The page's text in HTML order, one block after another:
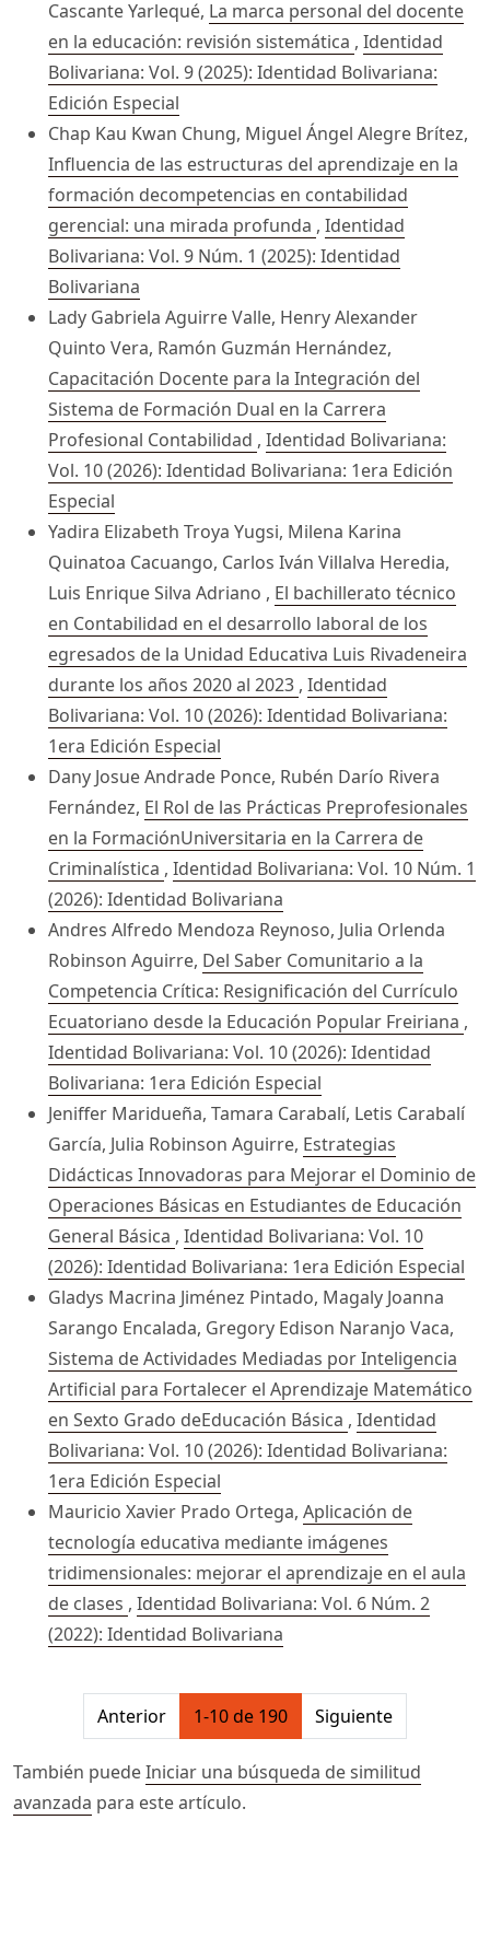
Cascante Yarlequé, La marca personal del docente
en la educación: revisión sistemática , Identidad
Bolivariana: Vol. 9 (2025): Identidad Bolivariana:
Edición Especial
Chap Kau Kwan Chung, Miguel Ángel Alegre Brítez,
Influencia de las estructuras del aprendizaje en la
formación decompetencias en contabilidad
gerencial: una mirada profunda , Identidad
Bolivariana: Vol. 9 Núm. 1 (2025): Identidad
Bolivariana
Lady Gabriela Aguirre Valle, Henry Alexander
Quinto Vera, Ramón Guzmán Hernández,
Capacitación Docente para la Integración del
Sistema de Formación Dual en la Carrera
Profesional Contabilidad , Identidad Bolivariana:
Vol. 10 (2026): Identidad Bolivariana: 1era Edición
Especial
Yadira Elizabeth Troya Yugsi, Milena Karina
Quinatoa Cacuango, Carlos Iván Villalva Heredia,
Luis Enrique Silva Adriano , El bachillerato técnico
en Contabilidad en el desarrollo laboral de los
egresados de la Unidad Educativa Luis Rivadeneira
durante los años 2020 al 2023 , Identidad
Bolivariana: Vol. 10 (2026): Identidad Bolivariana:
1era Edición Especial
Dany Josue Andrade Ponce, Rubén Darío Rivera
Fernández, El Rol de las Prácticas Preprofesionales
en la FormaciónUniversitaria en la Carrera de
Criminalística , Identidad Bolivariana: Vol. 10 Núm. 1
(2026): Identidad Bolivariana
Andres Alfredo Mendoza Reynoso, Julia Orlenda
Robinson Aguirre, Del Saber Comunitario a la
Competencia Crítica: Resignificación del Currículo
Ecuatoriano desde la Educación Popular Freiriana ,
Identidad Bolivariana: Vol. 10 (2026): Identidad
Bolivariana: 1era Edición Especial
Jeniffer Maridueña, Tamara Carabalí, Letis Carabalí
García, Julia Robinson Aguirre, Estrategias
Didácticas Innovadoras para Mejorar el Dominio de
Operaciones Básicas en Estudiantes de Educación
General Básica , Identidad Bolivariana: Vol. 10
(2026): Identidad Bolivariana: 1era Edición Especial
Gladys Macrina Jiménez Pintado, Magaly Joanna
Sarango Encalada, Gregory Edison Naranjo Vaca,
Sistema de Actividades Mediadas por Inteligencia
Artificial para Fortalecer el Aprendizaje Matemático
en Sexto Grado deEducación Básica , Identidad
Bolivariana: Vol. 10 (2026): Identidad Bolivariana:
1era Edición Especial
Mauricio Xavier Prado Ortega, Aplicación de
tecnología educativa mediante imágenes
tridimensionales: mejorar el aprendizaje en el aula
de clases , Identidad Bolivariana: Vol. 6 Núm. 2
(2022): Identidad Bolivariana
##issue.pagination##
Anterior 1-10 de 190 Siguiente
También puedeIniciar una búsqueda de similitud
avanzada para este artículo.